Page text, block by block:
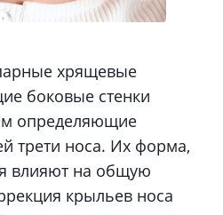
хрящевые
боковые стенки
определяющие
трети носа. Их форма,
влияют на общую
крыльев носа